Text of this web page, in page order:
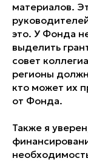
материалов.
это. У Фонда
выделить
совет
регионы
кто может их
от Фонда.
Также я